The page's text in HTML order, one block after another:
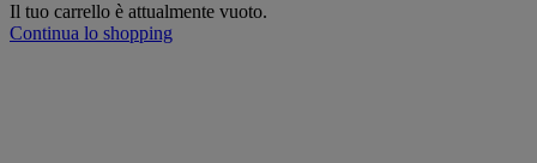
Il tuo carrello è attualmente vuoto.
Continua lo shopping